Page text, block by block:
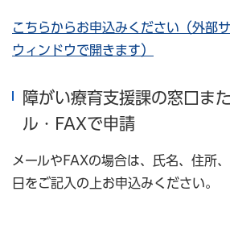
こちらからお申込みください（外部
ウィンドウで開きます）
障がい療育支援課の窓口ま
ル・FAXで申請
メールやFAXの場合は、氏名、住所
日をご記入の上お申込みください。